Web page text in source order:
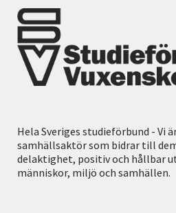
Hela Sveriges studieförbund - Vi
samhällsaktör som bidrar till
delaktighet, positiv och hållbar
människor, miljö och samhällen.